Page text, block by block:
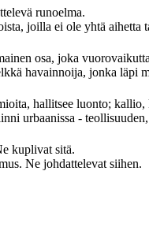
runoelma.
joilla ei ole yhtä aihetta
osa, joka
havainnoija, jonka läpi
hallitsee luonto;
urbaanissa -
kuplivat sitä.
Ne johdattelevat siihen.